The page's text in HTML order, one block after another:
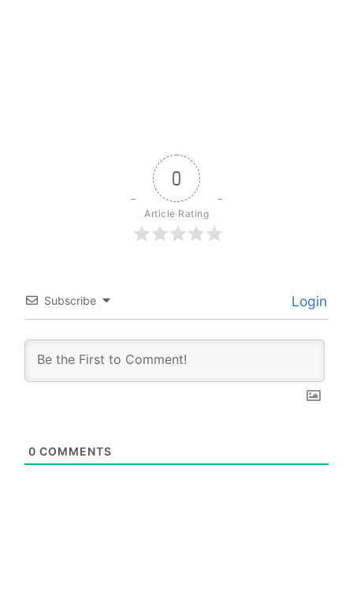
0
Article Rating
Subscribe Login
0 COMMENTS